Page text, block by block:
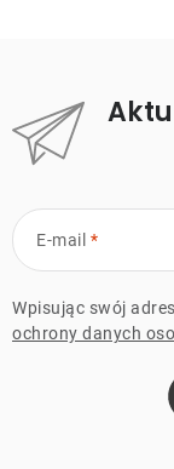
E-mail
Wpisując swój
ochrony danych